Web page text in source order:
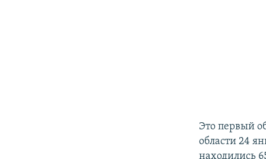
Это первый
области 24
находились